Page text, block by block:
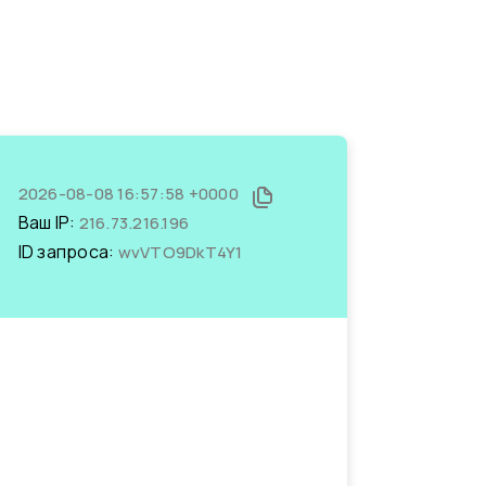
2026-08-08 16:57:58 +0000
Ваш IP: 216.73.216.196
ID запроса: wvVTO9DkT4Y1